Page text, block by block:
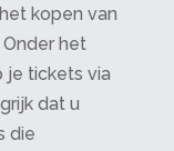
kopen van
het
je tickets via
dat u
die